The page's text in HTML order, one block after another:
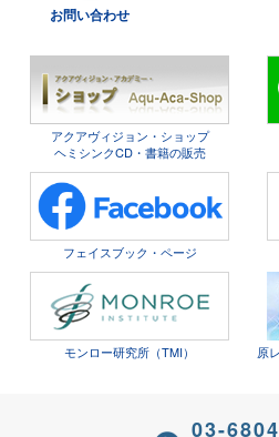
お問い合わせ
アクアヴィジョン・ショップ
ヘミシンクCD・書籍の販売
フェイスブック・ページ
モンロー研究所（TMI）
原
03-